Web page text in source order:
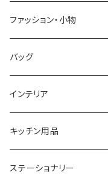
GRANDEUR
COGU
GAGA MILANO
CACTUS
TIMEX
LACOSTE
DIESEL
MICHAEL KORS
NO BRAND
DUCT
TRANSNUMBER
SAAMA HOMME
ARNOLD PALMER
MICHAEL KORS
GUCCI
TIFFANY&CO
FOLLI FOLLIE
POLICE
PAUL HEWITT
ファッション・小物
DAKS
栃木レザー
NIKE
DUNHILL
バッグ
MANHATTAN PORTAGE
United HOMME
RODANIA
インテリア
CRYSTOCRAFT
SEIKO
キッチン用品
I'mD
ステーショナリー